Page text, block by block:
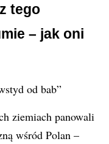
tego
– jak oni
od bab”
ziemiach panowali
wśród Polan –